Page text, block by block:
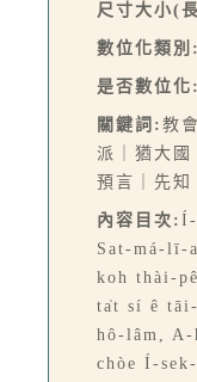
尺寸大小(
數位化類別:
是否數位化:
關鍵詞: 教
派｜猶大國
預言｜先知
內容目次: Í-
Sat-má-lī-
koh thài-
ta̍t sí ê
hô-lâm,
chòe Í-